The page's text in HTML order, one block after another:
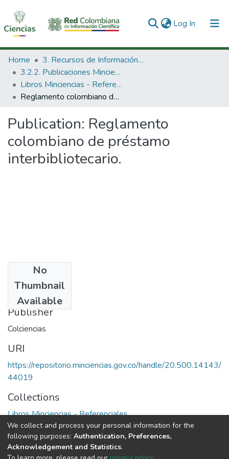
Log In (current)
Communities & Collections
All of DSpace
Statistics
Home
3. Recursos de Información Científica y Tecnológica
3.2.2. Publicaciones Minciencias
Libros Minciencias - Referenciales
Reglamento colombiano de préstamo interbibliotecario.
Publication: Reglamento
colombiano de préstamo
interbibliotecario.
No
Thumbnail
Available
1974
Publisher
Colciencias
URI
https://repositorio.minciencias.gov.co/handle/20.500.14143/
44019
Collections
Libros Minciencias - Referenciales
Full item page
We collect and process your personal information for the
following purposes: Authentication, Preferences,
Acknowledgement and Statistics.